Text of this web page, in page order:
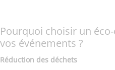
Pourquoi choisir un
vos événements ?
Réduction des déchets